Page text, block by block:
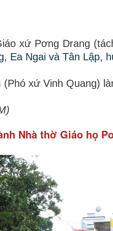
xứ Pơng Drang
Ea Ngai và Tân Lập,
xứ Vinh Quang)
Nhà thờ Giáo họ